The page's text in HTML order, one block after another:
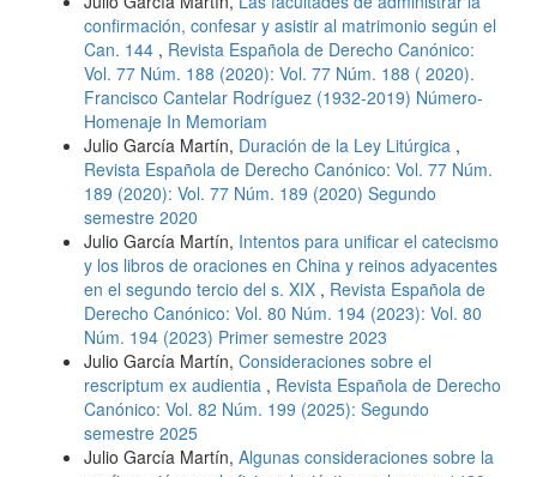
confirmación, confesar y asistir al matrimonio según el
Can. 144 , Revista Española de Derecho Canónico:
Vol. 77 Núm. 188 (2020): Vol. 77 Núm. 188 ( 2020).
Francisco Cantelar Rodríguez (1932-2019) Número-
Homenaje In Memoriam
Julio García Martín, Duración de la Ley Litúrgica ,
Revista Española de Derecho Canónico: Vol. 77 Núm.
189 (2020): Vol. 77 Núm. 189 (2020) Segundo
semestre 2020
Julio García Martín, Intentos para unificar el catecismo
y los libros de oraciones en China y reinos adyacentes
en el segundo tercio del s. XIX , Revista Española de
Derecho Canónico: Vol. 80 Núm. 194 (2023): Vol. 80
Núm. 194 (2023) Primer semestre 2023
Julio García Martín, Consideraciones sobre el
rescriptum ex audientia , Revista Española de Derecho
Canónico: Vol. 82 Núm. 199 (2025): Segundo
semestre 2025
Julio García Martín, Algunas consideraciones sobre la